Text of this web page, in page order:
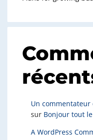
Un commentateur
sur Bonjour tout
A WordPress